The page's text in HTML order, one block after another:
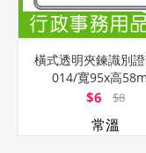
橫式透明夾鍊識別
014/寬95x高
$6 $8
常溫